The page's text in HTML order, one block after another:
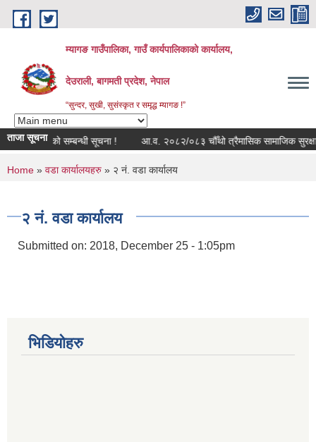
Skip to main content
म्यागङ गाउँपालिका, गाउँ कार्यपालिकाको कार्यालय,
देउराली, बागमती प्रदेश, नेपाल
“सुन्दर, सुखी, सुसंस्कृत र समृद्ध म्यागङ !”
ताजा सूचना
बन्द रहेको सम्बन्धी सूचना ! आ.व. २०८२/०८३ चौँथो त्रैमासिक सामाजिक सुरक्षा
You are here
Home » वडा कार्यालयहरु » २ नं. वडा कार्यालय
२ नं. वडा कार्यालय
Submitted on: 2018, December 25 - 1:05pm
भिडियोहरु